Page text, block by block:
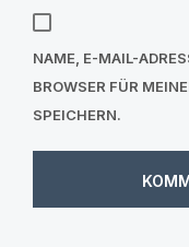
NAME, E-MAIL-
BROWSER FÜR
SPEICHERN.